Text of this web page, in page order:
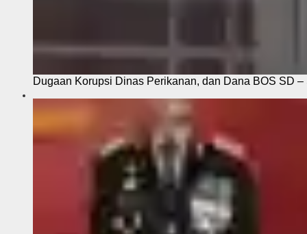
Dugaan Korupsi Dinas Perikanan, dan Dana BOS SD